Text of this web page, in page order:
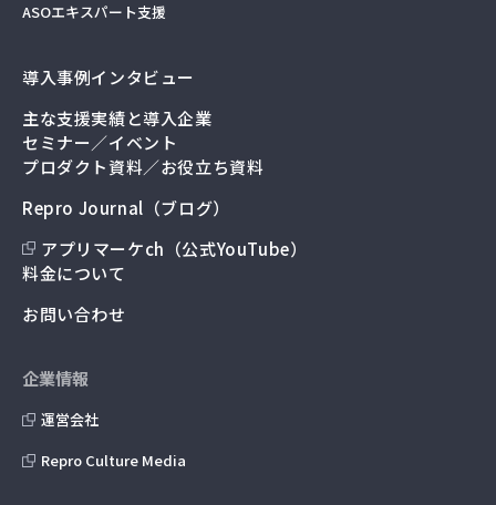
ASOエキスパート支援
導入事例インタビュー
主な支援実績と導入企業
セミナー／イベント
プロダクト資料／お役立ち資料
Repro Journal（ブログ）
アプリマーケch（公式YouTube）
料金について
お問い合わせ
企業情報
運営会社
Repro Culture Media